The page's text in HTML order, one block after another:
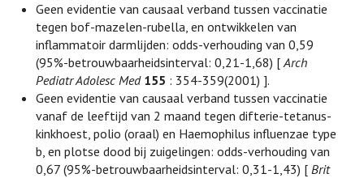
Geen evidentie van causaal verband tussen vaccinatie
tegen bof-mazelen-rubella, en ontwikkelen van
inflammatoir darmlijden: odds-verhouding van 0,59
(95%-betrouwbaarheidsinterval: 0,21-1,68) [Arch
Pediatr Adolesc Med 155 : 354-359(2001) ].
Geen evidentie van causaal verband tussen vaccinatie
vanaf de leeftijd van 2 maand tegen difterie-tetanus-
kinkhoest, polio (oraal) en Haemophilus influenzae type
b, en plotse dood bij zuigelingen: odds-verhouding van
0,67 (95%-betrouwbaarheidsinterval: 0,31-1,43) [Brit